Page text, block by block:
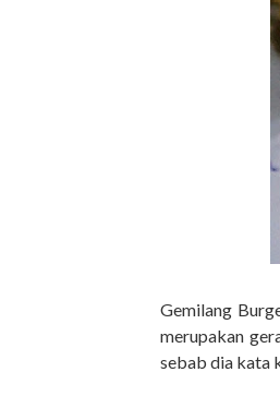
Gemilang
merupakan
sebab dia kata